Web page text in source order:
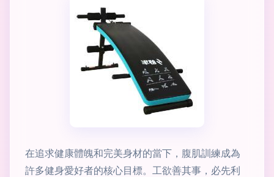
在追求健康體魄和完美身材的當下，腹肌訓練成為
許多健身愛好者的核心目標。工欲善其事，必先利